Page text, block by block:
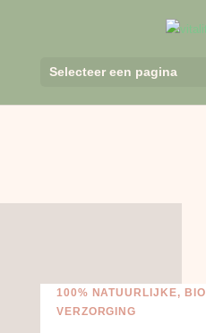
Selecteer een pagina
100% NATUURLIJKE,
VERZORGING